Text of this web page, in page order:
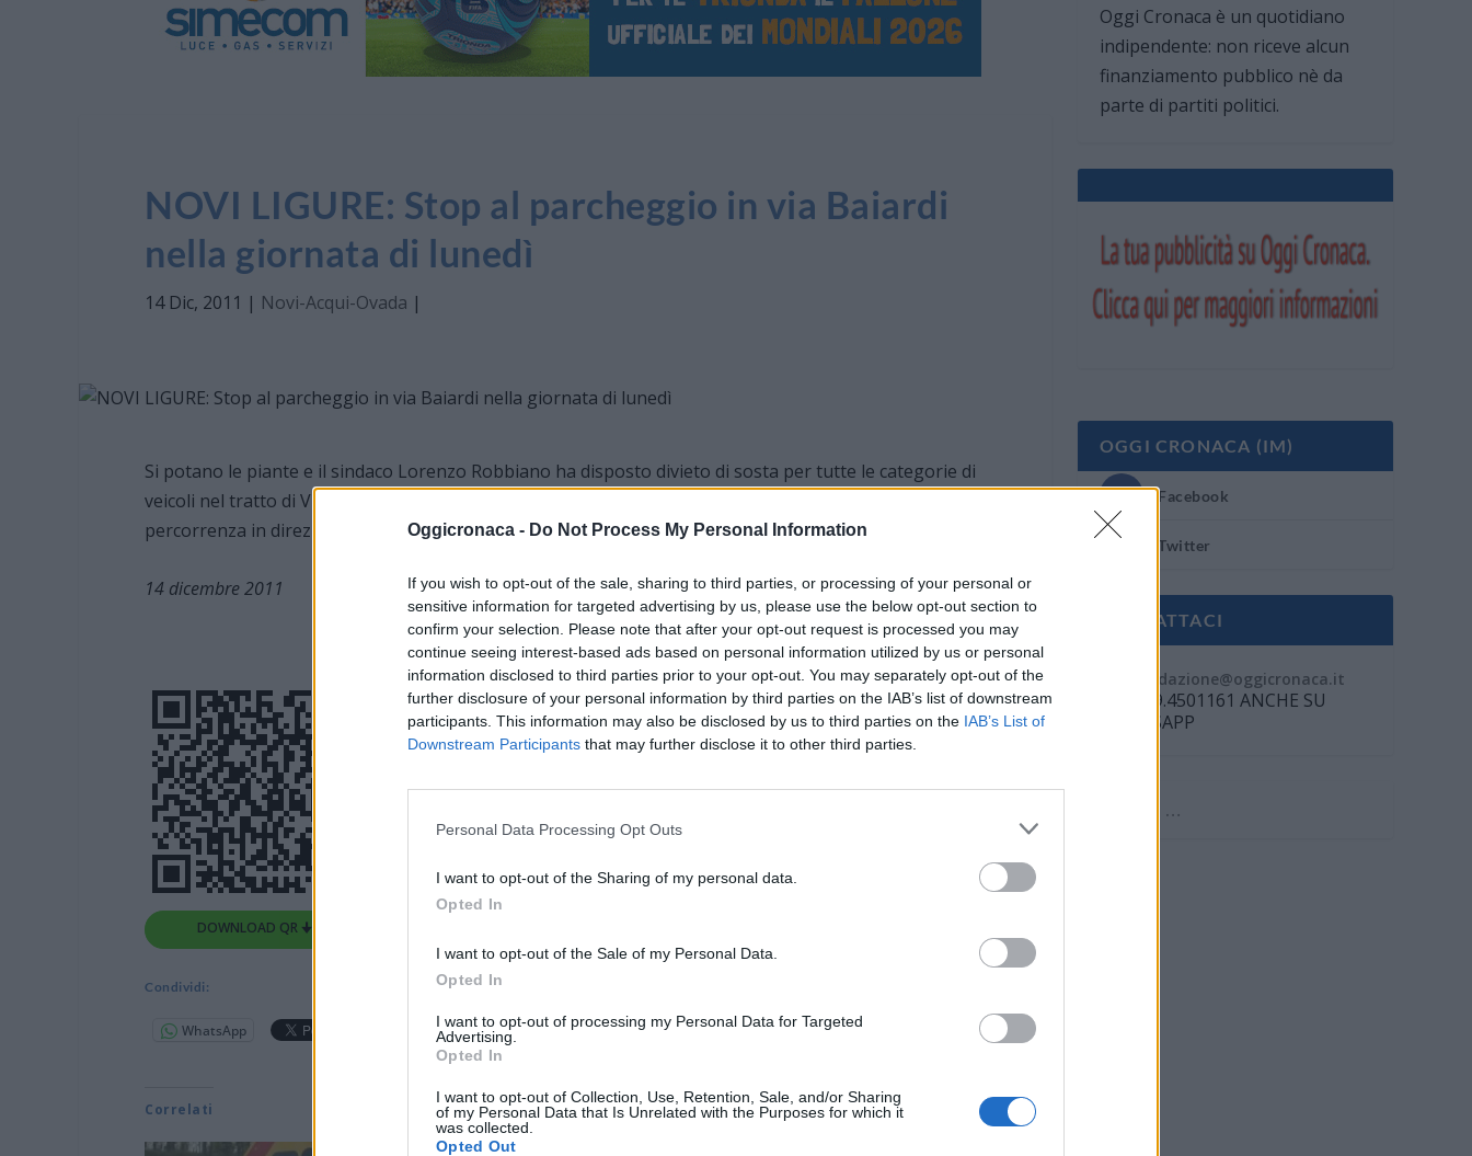
Oggicronaca - Do Not Process My Personal Information
If you wish to opt-out of the sale, sharing to third parties, or processing of your personal or
sensitive information for targeted advertising by us, please use the below opt-out section to
confirm your selection. Please note that after your opt-out request is processed you may
continue seeing interest-based ads based on personal information utilized by us or personal
information disclosed to third parties prior to your opt-out. You may separately opt-out of the
further disclosure of your personal information by third parties on the IAB’s list of downstream
participants. This information may also be disclosed by us to third parties on the IAB’s List of
Downstream Participants that may further disclose it to other third parties.
Personal Data Processing Opt Outs
I want to opt-out of the Sharing of my personal data.
Opted In
I want to opt-out of the Sale of my Personal Data.
Opted In
I want to opt-out of processing my Personal Data for Targeted
Advertising.
Opted In
I want to opt-out of Collection, Use, Retention, Sale, and/or Sharing
of my Personal Data that Is Unrelated with the Purposes for which it
was collected.
Opted Out
NOVI LIGURE: Stop al parcheggio in via Baiardi
nella giornata di lunedì
14 Dic, 2011 | Novi-Acqui-Ovada |
Si potano le piante e il sindaco Lorenzo Robbiano ha disposto divieto di sosta per tutte le categorie di
veicoli nel tratto di Via Baiardi compreso tra la via Garibaldi e Corso Italia lato sinistro della
percorrenza in direzione di quest’ultimo, nelal giornata di Lunedì 19 dalle dalle ore 8.30 alle ore 16.
14 dicembre 2011
DOWNLOAD QR 🠋
Condividi:
WhatsApp Telegram Stampa
Correlati
Oggi Cronaca è un quotidiano
indipendente: non riceve alcun
finanziamento pubblico nè da
parte di partiti politici.
OGGI CRONACA (IM)
Facebook
Twitter
CONTATTACI
redazione@oggicronaca.it
Tel. 339.4501161 ANCHE SU
WHATSAPP